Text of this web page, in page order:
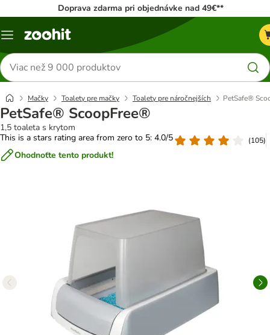
Doprava zdarma pri objednávke nad 49€**
Kategórie
Hľadať
produkty
Mačky Toalety pre mačky Toalety pre náročnejších PetSafe®
PetSafe® ScoopFree®
1,5 toaleta s krytom
This is a stars rating area from zero to 5: 4.0/5
(105)
Ohodnoťte tento produkt!